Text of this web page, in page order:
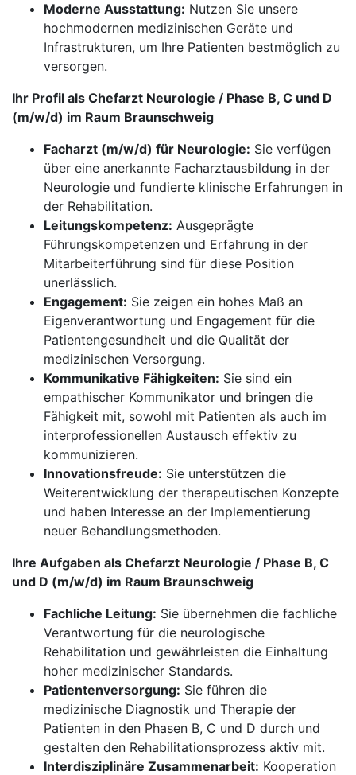
Moderne Ausstattung: Nutzen Sie unsere
hochmodernen medizinischen Geräte und
Infrastrukturen, um Ihre Patienten bestmöglich zu
versorgen.
Ihr Profil als Chefarzt Neurologie / Phase B, C und D
(m/w/d) im Raum Braunschweig
Facharzt (m/w/d) für Neurologie: Sie verfügen
über eine anerkannte Facharztausbildung in der
Neurologie und fundierte klinische Erfahrungen in
der Rehabilitation.
Leitungskompetenz: Ausgeprägte
Führungskompetenzen und Erfahrung in der
Mitarbeiterführung sind für diese Position
unerlässlich.
Engagement: Sie zeigen ein hohes Maß an
Eigenverantwortung und Engagement für die
Patientengesundheit und die Qualität der
medizinischen Versorgung.
Kommunikative Fähigkeiten: Sie sind ein
empathischer Kommunikator und bringen die
Fähigkeit mit, sowohl mit Patienten als auch im
interprofessionellen Austausch effektiv zu
kommunizieren.
Innovationsfreude: Sie unterstützen die
Weiterentwicklung der therapeutischen Konzepte
und haben Interesse an der Implementierung
neuer Behandlungsmethoden.
Ihre Aufgaben als Chefarzt Neurologie / Phase B, C
und D (m/w/d) im Raum Braunschweig
Fachliche Leitung: Sie übernehmen die fachliche
Verantwortung für die neurologische
Rehabilitation und gewährleisten die Einhaltung
hoher medizinischer Standards.
Patientenversorgung: Sie führen die
medizinische Diagnostik und Therapie der
Patienten in den Phasen B, C und D durch und
gestalten den Rehabilitationsprozess aktiv mit.
Interdisziplinäre Zusammenarbeit: Kooperation